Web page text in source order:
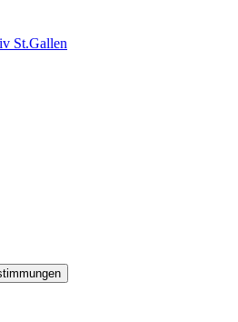
St.Gallen